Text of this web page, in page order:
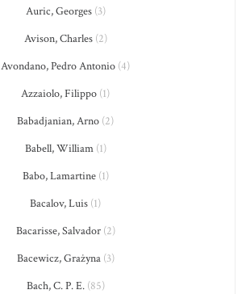
Auric, Georges(3)
Avison, Charles(2)
Avondano, Pedro Antonio (4)
Azzaiolo, Filippo (1)
Babadjanian, Arno (2)
Babell, William(1)
Babo, Lamartine(1)
Bacalov, Luis (1)
Bacarisse, Salvador(2)
Bacewicz, Grażyna(3)
Bach, C. P. E.(85)